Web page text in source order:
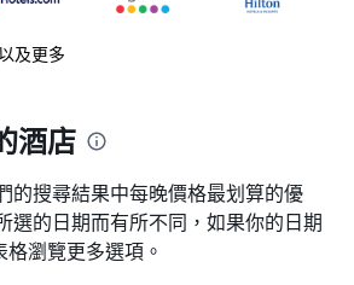
及更多
酒店
的搜尋結果中每晚價格最划算的優
選的日期而有所不同，如果你的日期
瀏覽更多選項。